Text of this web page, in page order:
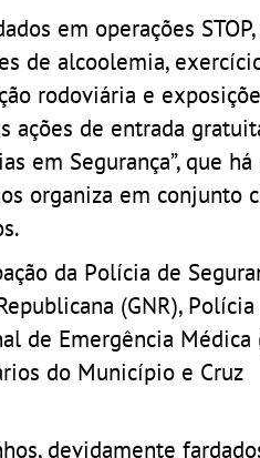
em operações
de alcoolemia,
rodoviária e
ações de entrada
em Segurança”, que
organiza em conjunto
da Polícia de
(GNR), Polícia
de Emergência Médica
do Município e Cruz
devidamente